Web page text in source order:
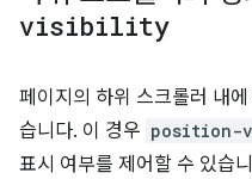
visibility
페이지의 하위 스크롤러 내
습니다. 이 경우
표시 여부를 제어할 수 있습